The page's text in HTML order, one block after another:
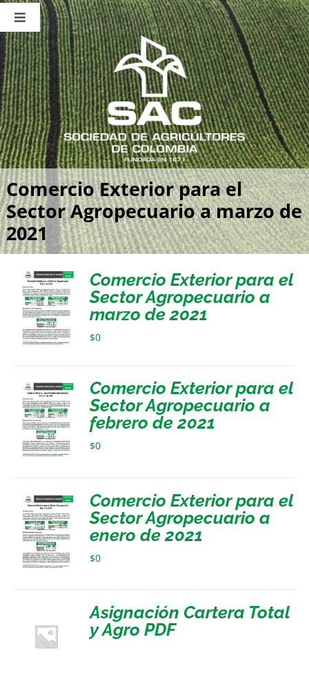
Saltar
contenido
Toggle
Navigation
Nosotros
Publicaciones
Sala de Prensa
Eventos
Comercio Exterior para el
Sector Agropecuario a marzo de
2021
Comercio Exterior para el
Sector Agropecuario a
marzo de 2021
$0
Comercio Exterior para el
Sector Agropecuario a
febrero de 2021
$0
Comercio Exterior para el
Sector Agropecuario a
enero de 2021
$0
Asignación Cartera Total
y Agro PDF